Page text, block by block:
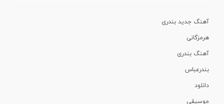
آهنگ جدید بندری
هرمزگانی
آهنگ بندری
بندرعباس
دانلود
موسیقی